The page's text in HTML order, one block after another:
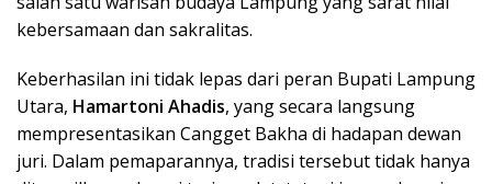
kebersamaan dan sakralitas.
Keberhasilan ini tidak lepas dari peran Bupati Lampung
Utara, Hamartoni Ahadis, yang secara langsung
mempresentasikan Cangget Bakha di hadapan dewan
juri. Dalam pemaparannya, tradisi tersebut tidak hanya